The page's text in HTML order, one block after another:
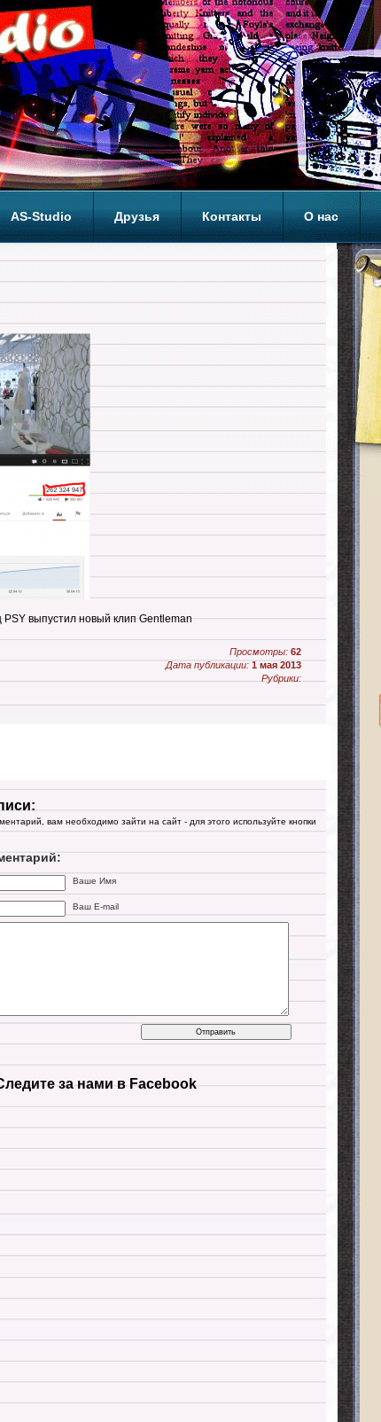
AS-Studio Друзья Контакты О нас
выпустил новый клип Gentleman
Просмотры: 62
Дата публикации: 1 мая 2013
Рубрики:
вам необходимо зайти на сайт - для этого используйте кнопки
Ваше Имя
Ваш E-mail
за нами в Facebook